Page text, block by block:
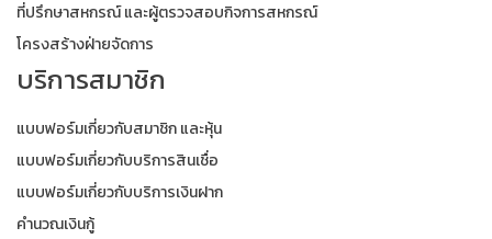
ที่ปรึกษาสหกรณ์ และผู้ตรวจสอบกิจการสหกรณ์
โครงสร้างฝ่ายจัดการ
บริการสมาชิก
แบบฟอร์มเกี่ยวกับสมาชิก และหุ้น
แบบฟอร์มเกี่ยวกับบริการสินเชื่อ
แบบฟอร์มเกี่ยวกับบริการเงินฝาก
คำนวณเงินกู้